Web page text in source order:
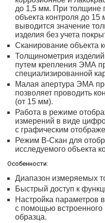
до 1,5 мм. При толщине
объекта контроля до 15
выводится значение
изделия без учета
Сканирование объекта
Толщинометрия
путем крепления ЭМА
специализированной
Малая апертура ЭМА
позволяет проводить
(от 15 мм).
Работа в режиме
измерений в виде
с графическим
Режим В-Скан для
исследуемого объекта
Особенности:
Диапазон измеряемых
Быстрый доступ к
Настройка параметров
с помощью встроенного
образца.